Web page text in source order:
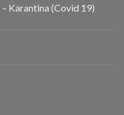
Karantina (Covid 19)